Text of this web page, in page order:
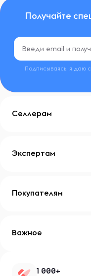
Получайте
Подписываясь, я даю
Селлерам
Экспертам
Покупателям
Важное
1 000+